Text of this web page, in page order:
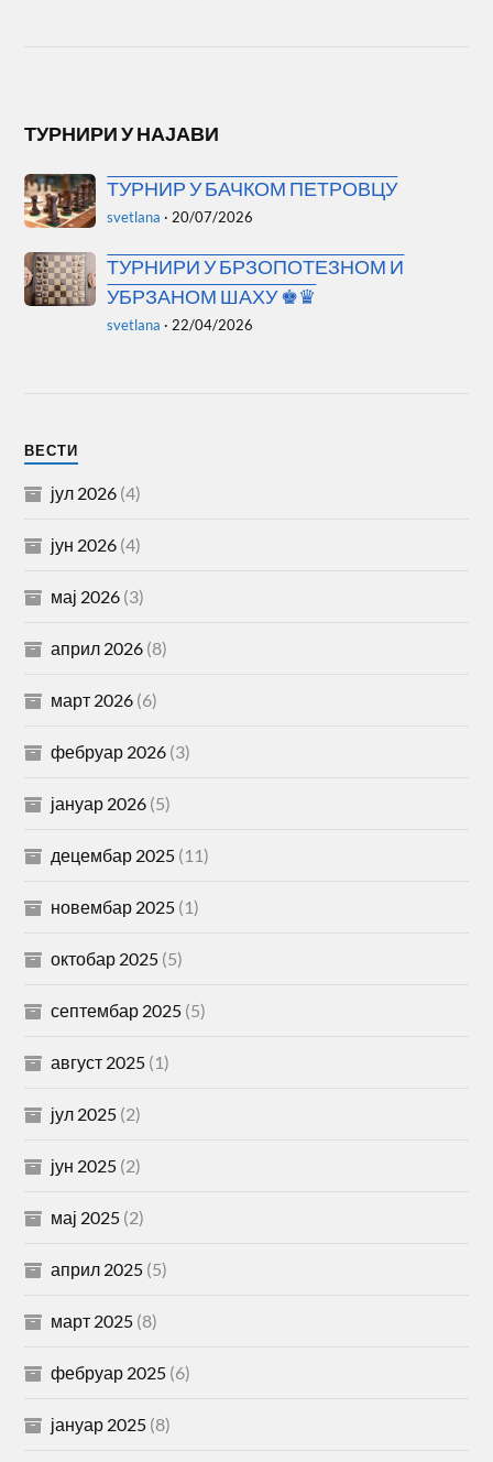
ТУРНИРИ У НАЈАВИ
ТУРНИР У БАЧКОМ ПЕТРОВЦУ
svetlana · 20/07/2026
ТУРНИРИ У БРЗОПОТЕЗНОМ И
УБРЗАНОМ ШАХУ ♚♛
svetlana · 22/04/2026
ВЕСТИ
јул 2026 (4)
јун 2026 (4)
мај 2026 (3)
април 2026 (8)
март 2026 (6)
фебруар 2026 (3)
јануар 2026 (5)
децембар 2025 (11)
новембар 2025 (1)
октобар 2025 (5)
септембар 2025 (5)
август 2025 (1)
јул 2025 (2)
јун 2025 (2)
мај 2025 (2)
април 2025 (5)
март 2025 (8)
фебруар 2025 (6)
јануар 2025 (8)